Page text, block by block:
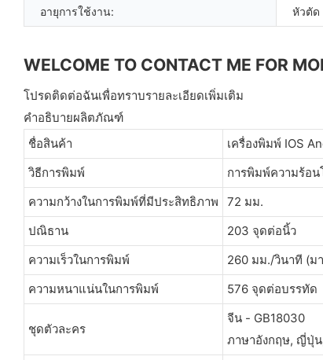
อายุการใช้งาน: หัวตัด
WELCOME TO CONTACT ME FOR
โปรดติดต่อฉันเพื่อทราบรายละเอียดเพิ่มเติม
คำอธิบายผลิตภัณฑ์
ชื่อสินค้า
เครื่องพิมพ์ IOS
วิธีการพิมพ์
การพิมพ์ความร้อน
ความกว้างในการพิมพ์ที่มีประสิทธิภาพ
72 มม.
ปณิธาน
203 จุดต่อนิ้ว
ความเร็วในการพิมพ์
260 มม./วินาที (ม
ความหนาแน่นในการพิมพ์
576 จุดต่อบรรทัด
ชุดตัวละคร
จีน - GB18030
ภาษาอังกฤษ, ญี่ปุ่น